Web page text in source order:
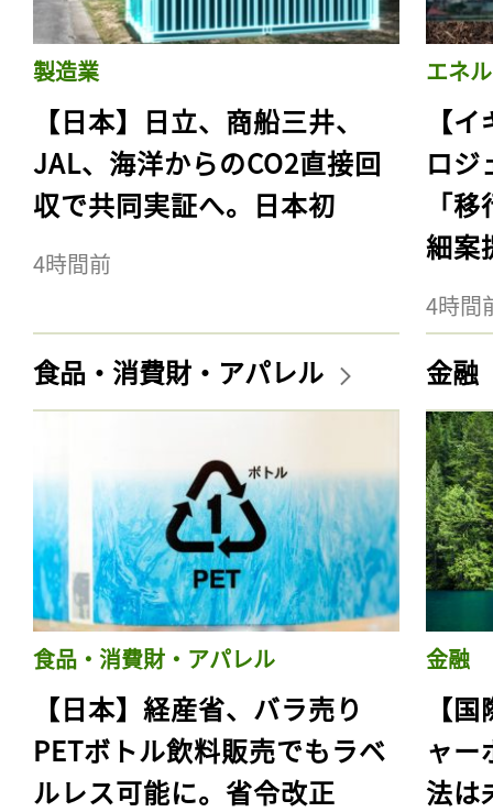
製造業
【日本】日立、商船三井、
JAL、海洋からのCO2直接回
収で共同実証へ。日本初
4時間前
エネ
【
ロジ
「
細案
4時間
食品・消費財・アパレル
食品・消費財・アパレル
【日本】経産省、バラ売り
PETボトル飲料販売でもラベ
ルレス可能に。省令改正
金融
金融
【
ャー
法は